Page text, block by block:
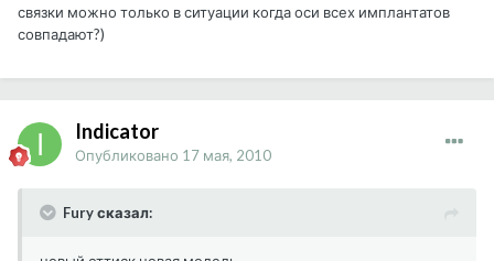
связки можно только в ситуации когда оси всех имплантатов
совпадают?)
Indicator
Опубликовано 17 мая, 2010
Fury сказал: